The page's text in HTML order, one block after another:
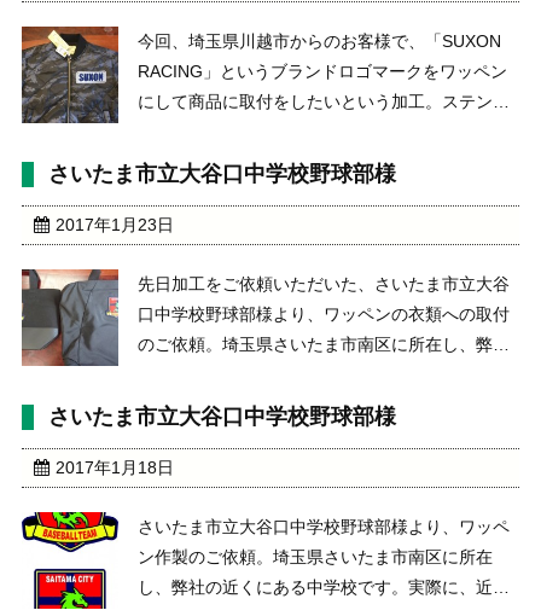
今回、埼玉県川越市からのお客様で、「SUXON
RACING」というブランドロゴマークをワッペン
にして商品に取付をしたいという加工。ステンレ
る会社様で「株式会社セキハラ」
...
さいたま市立大谷口中学校野球部様
2017年1月23日
先日加工をご依頼いただいた、さいたま市立大谷
口中学校野球部様より、ワッペンの衣類への取付
のご依頼。埼玉県さいたま市南区に所在し、弊社
やトートバッグへの取付加工。 商品は、お客様の
の刺繍ワッペン ...
さいたま市立大谷口中学校野球部様
2017年1月18日
さいたま市立大谷口中学校野球部様より、ワッペ
ン作製のご依頼。埼玉県さいたま市南区に所在
し、弊社の近くにある中学校です。実際に、近隣